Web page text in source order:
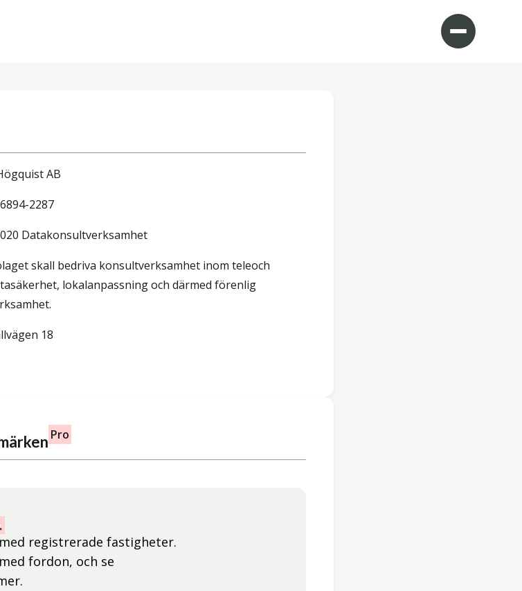
AB
2287
Datakonsultverksamhet
skall bedriva konsultverksamhet inom teleoch
lokalanpassning och därmed förenlig
18
Pro
registrerade fastigheter.
fordon, och se